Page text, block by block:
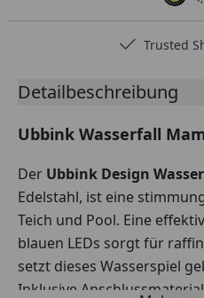
Trusted
Detailbeschreibung
Ubbink Wasserfall
Der Ubbink Design
Edelstahl, ist eine
Teich und Pool. Eine
blauen LEDs sorgt für
setzt dieses Wasserspiel
Inklusive